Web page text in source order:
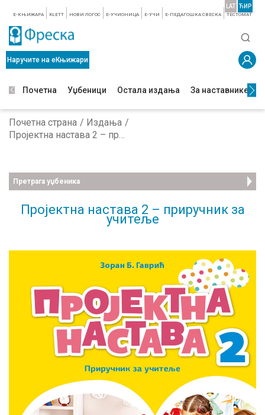
E-КЊИЖАРА KLETT НОВИ ЛОГОС E-УЧИОНИЦА E-УЧИ Е-ПЕДАГОШКА СВЕСКА TЕСТОМАТ
LAT ЋИР
Наручите на еКњижари
Почетна Уџбеници Остала издања За наставнике
Почетна страна
Издања
Пројектна настава 2 – приручник за учитеље
Претрага уџбеника
Пројектна настава 2 – приручник за
учитеље